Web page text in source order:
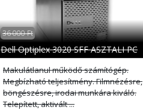
36 000 Ft
Dell Optiplex 3020 SFF ASZTALI PC
Makulátlanul működő számítógép.
Megbízható teljesítmény. Filmnézésre,
böngészésre, irodai munkára kiváló.
Telepített, aktivált ...